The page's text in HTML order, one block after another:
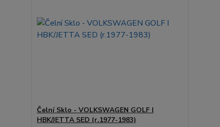
Čelní Sklo - VOLKSWAGEN GOLF I
HBK/JETTA SED (r.1977-1983)